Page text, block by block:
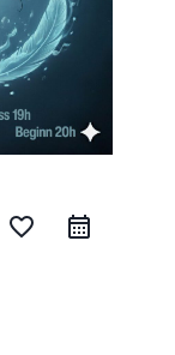
favorite_border